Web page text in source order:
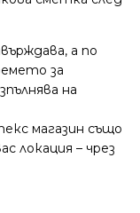
а по
за
на
магазин също
локация – чрез